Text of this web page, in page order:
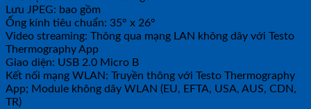
Lưu JPEG: bao gồm
Ống kính tiêu chuẩn: 35° x 26°
Video streaming: Thông qua mạng LAN không dây với Testo
Thermography App
Giao diện: USB 2.0 Micro B
Kết nối mạng WLAN: Truyền thông với Testo Thermography
App; Module không dây WLAN (EU, EFTA, USA, AUS, CDN,
TR)